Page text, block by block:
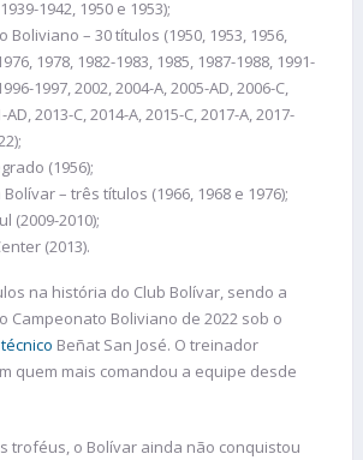
1942, 1950 e 1953);
Boliviano – 30 títulos (1950, 1953, 1956,
1978, 1982-1983, 1985, 1987-1988, 1991-
1997, 2002, 2004-A, 2005-AD, 2006-C,
AD, 2013-C, 2014-A, 2015-C, 2017-A, 2017-
(1956);
– três títulos (1966, 1968 e 1976);
(2009-2010);
(2013).
na história do Club Bolívar, sendo a
Campeonato Boliviano de 2022 sob o
técnico Beñat San José. O treinador
quem mais comandou a equipe desde
troféus, o Bolívar ainda não conquistou